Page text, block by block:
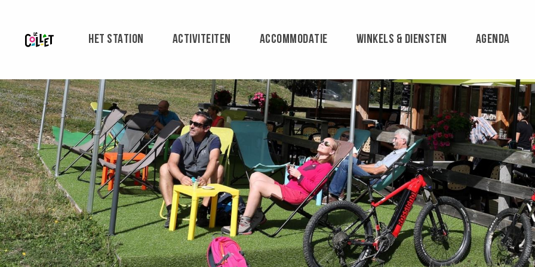
contenu
principal
HET STATION ACTIVITEITEN ACCOMMODATIE WINKELS & DIENSTEN AGENDA